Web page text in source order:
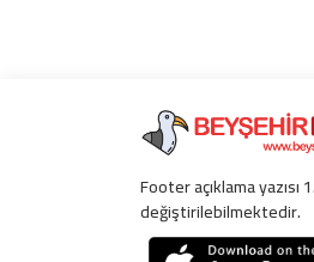
Footer açıklama yazısı
değiştirilebilmektedir.